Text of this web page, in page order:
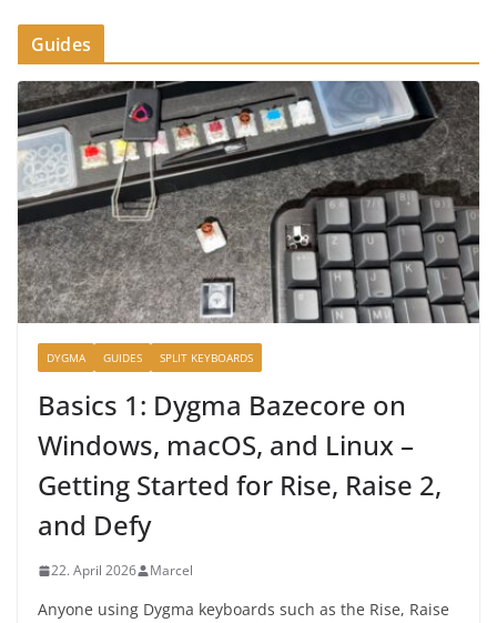
Guides
DYGMA GUIDES SPLIT KEYBOARDS
Basics 1: Dygma Bazecore on
Windows, macOS, and Linux –
Getting Started for Rise, Raise 2,
and Defy
22. April 2026 Marcel
Anyone using Dygma keyboards such as the Rise, Raise